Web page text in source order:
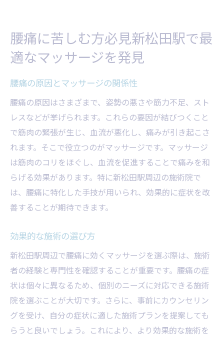
腰痛に苦しむ方必見新松田駅で最
適なマッサージを発見
腰痛の原因とマッサージの関係性
腰痛の原因はさまざまで、姿勢の悪さや筋力不足、スト
レスなどが挙げられます。これらの要因が結びつくこと
で筋肉の緊張が生じ、血流が悪化し、痛みが引き起こさ
れます。そこで役立つのがマッサージです。マッサージ
は筋肉のコリをほぐし、血流を促進することで痛みを和
らげる効果があります。特に新松田駅周辺の施術院で
は、腰痛に特化した手技が用いられ、効果的に症状を改
善することが期待できます。
効果的な施術の選び方
新松田駅周辺で腰痛に効くマッサージを選ぶ際は、施術
者の経験と専門性を確認することが重要です。腰痛の症
状は個々に異なるため、個別のニーズに対応できる施術
院を選ぶことが大切です。さらに、事前にカウンセリン
グを受け、自分の症状に適した施術プランを提案しても
らうと良いでしょう。これにより、より効果的な施術を